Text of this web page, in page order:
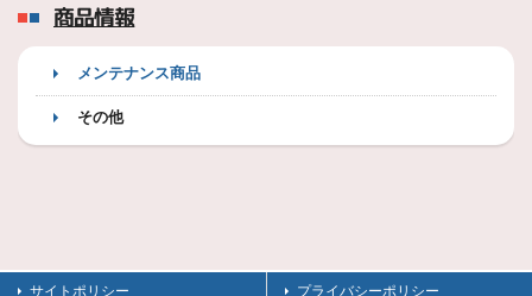
商品情報
メンテナンス商品
その他
サイトポリシー プライバシーポリシー